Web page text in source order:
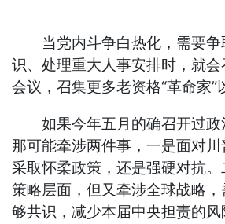
当党内斗争白热化，需要争
识、处理重大人事安排时，就
会议，召集更多老资格“革命家”
如果今年五月的确召开过政
那可能牵涉两件事，一是面对
采取怀柔政策，还是强硬对抗
策略层面，但又牵涉全球战略，
够共识，减少本届中央担责的